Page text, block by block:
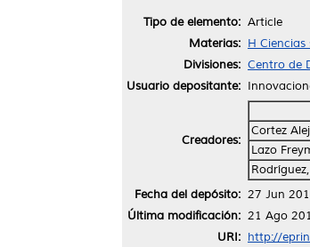
Tipo de elemento: Article
Materias: H Ciencias
Divisiones: Centro de
Usuario depositante:
Creadores:
Cortez
Lazo
Fecha del depósito: 27 Jun
Última modificación: 21 Ago
URI: http://